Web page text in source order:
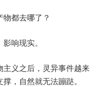
都去哪了？
响现实。
义之后，灵异事件越来
，自然就无法蹦跶。